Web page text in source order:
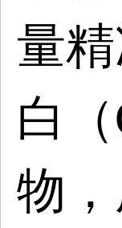
量
白
物